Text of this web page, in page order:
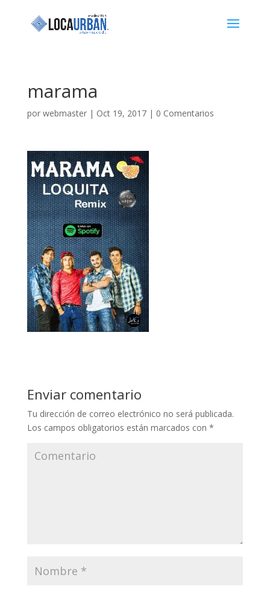
marama
por webmaster| Oct 19, 2017| 0 Comentarios
Enviar comentario
Tu dirección de correo electrónico no será publicada.
Los campos obligatorios están marcados con *